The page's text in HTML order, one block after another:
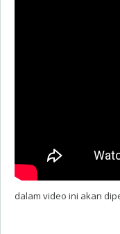
dalam video ini akan